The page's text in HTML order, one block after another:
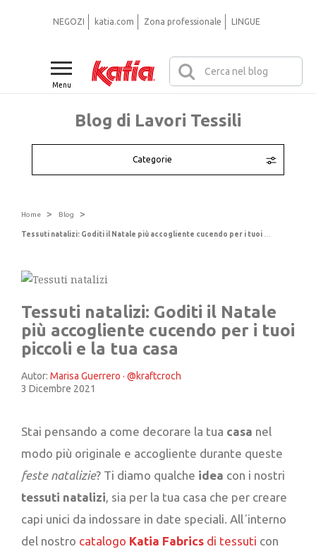
Menu
Blog di Lavori Tessili
Categorie
NEGOZI katia.com Zona professionale LINGUE
Home > Blog >
Tessuti natalizi: Goditi il Natale
più accogliente cucendo per i tuoi
piccoli e la tua casa
Autor: Marisa Guerrero · @kraftcroch
3 Dicembre 2021
Stai pensando a come decorare la tua casa nel
modo più originale e accogliente durante queste
feste natalizie? Ti diamo qualche idea con i nostri
tessuti natalizi, sia per la tua casa che per creare
capi unici da indossare in date speciali. All´interno
del nostro catalogo Katia Fabrics di tessuti con